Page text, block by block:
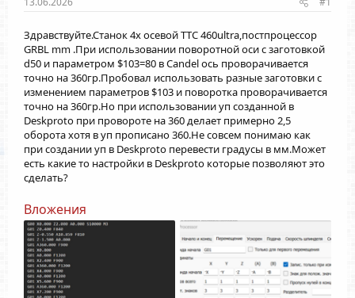
Здравствуйте.Станок 4х осевой TTC 460ultra,постпроцессор
GRBL mm .При использовании поворотной оси с заготовкой
d50 и параметром $103=80 в Candel ось проворачивается
точно на 360гр.Пробовал использовать разные заготовки с
изменением параметров $103 и поворотка проворачивается
точно на 360гр.Но при использовании уп созданной в
Deskproto при провороте на 360 делает примерно 2,5
оборота хотя в уп прописано 360.Не совсем понимаю как
при создании уп в Deskproto перевести градусы в мм.Может
есть какие то настройки в Deskproto которые позволяют это
сделать?
Вложения